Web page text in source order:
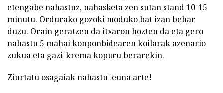
etengabe nahastuz, nahasketa zen sutan stand 10-15
minutu. Ordurako gozoki moduko bat izan behar
duzu. Orain geratzen da itxaron hozten da eta gero
nahastu 5 mahai konponbidearen koilarak azenario
zukua eta gazi-krema kopuru berarekin.
Ziurtatu osagaiak nahastu leuna arte!